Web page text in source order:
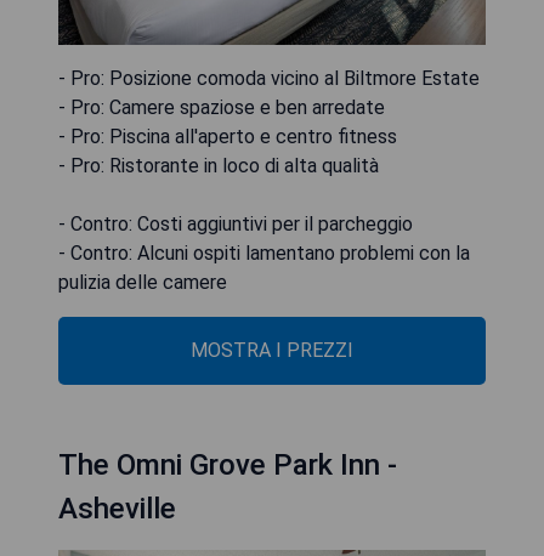
- Pro: Posizione comoda vicino al Biltmore Estate
- Pro: Camere spaziose e ben arredate
- Pro: Piscina all'aperto e centro fitness
- Pro: Ristorante in loco di alta qualità
- Contro: Costi aggiuntivi per il parcheggio
- Contro: Alcuni ospiti lamentano problemi con la
pulizia delle camere
MOSTRA I PREZZI
The Omni Grove Park Inn -
Asheville